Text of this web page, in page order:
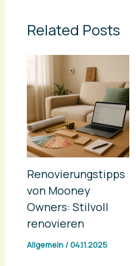
Related Posts
Renovierungstipps
von Mooney
Owners: Stilvoll
renovieren
Allgemein/ 04.11.2025